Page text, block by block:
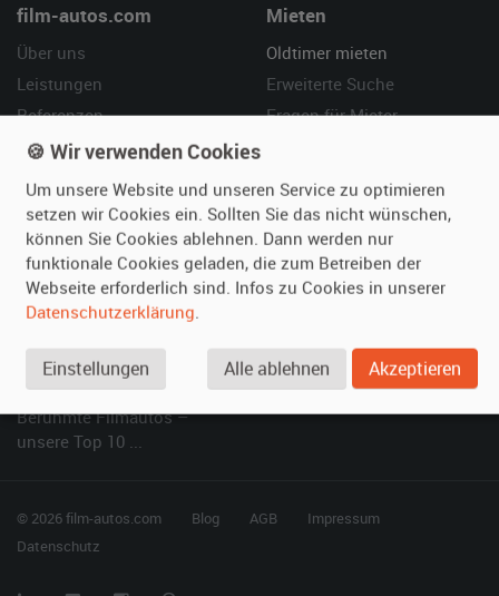
film-autos.com
Über uns
Leistungen
Referenzen
Kundenmeinungen
Mieten
Oldtimer mieten
Erweiterte Suche
Fragen für Mieter
Vermieten
Oldtimer anmelden
Fotos senden
Fragen für Vermieter
Hilfe
Häufige Fragen (FAQ)
So funktioniert's
SPECIAL
Berühmte Filmautos –
unsere Top 10 ...
© 2026 film-autos.com Blog AGB
Impressum
Datenschutz
🍪 Wir verwenden Cookies
Um unsere Website und unseren Service zu optimieren
setzen wir Cookies ein. Sollten Sie das nicht wünschen,
können Sie Cookies ablehnen. Dann werden nur
funktionale Cookies geladen, die zum Betreiben der
Webseite erforderlich sind. Infos zu Cookies in unserer
Datenschutzerklärung.
Einstellungen Alle ablehnen Akzeptieren